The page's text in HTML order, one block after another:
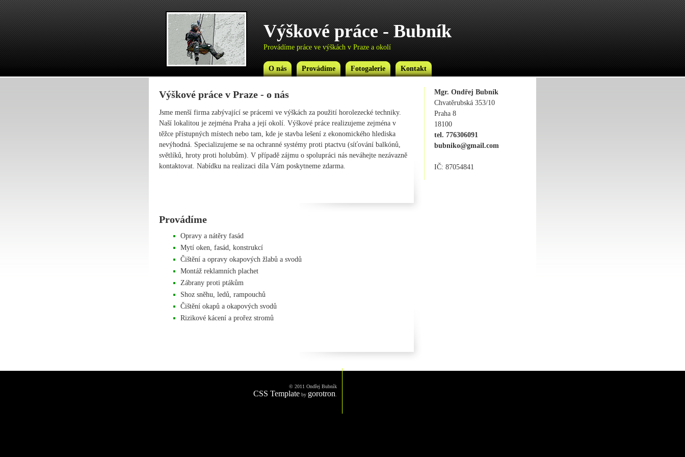
Výškové práce - Bubník
Provádíme práce ve výškách v Praze a okolí
O nás Provádíme Fotogalerie Kontakt
Mgr. Ondřej Bubník
Chvatěrubská 353/10
Praha 8
18100
tel. 776306091
bubniko@gmail.com
IČ: 87054841
Výškové práce v Praze - o nás
Jsme menší firma zabývající se prácemi ve výškách za použití horolezecké techniky.
Naší lokalitou je zejména Praha a její okolí. Výškové práce realizujeme zejména v
těžce přístupných místech nebo tam, kde je stavba lešení z ekonomického hlediska
nevýhodná. Specializujeme se na ochranné systémy proti ptactvu (síťování balkónů,
světlíků, hroty proti holubům). V případě zájmu o spolupráci nás neváhejte nezávazně
kontaktovat. Nabídku na realizaci díla Vám poskytneme zdarma.
Provádíme
Opravy a nátěry fasád
Mytí oken, fasád, konstrukcí
Čištění a opravy okapových žlabů a svodů
Montáž reklamních plachet
Zábrany proti ptákům
Shoz sněhu, ledů, rampouchů
Čištění okapů a okapových svodů
Rizikové kácení a prořez stromů
© 2011 Ondřej Bubník
CSS Template by gorotron